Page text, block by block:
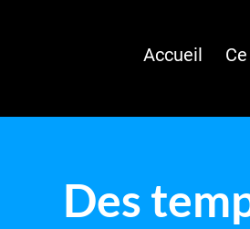
Accueil
Des